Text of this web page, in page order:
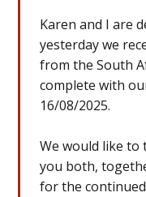
Karen and I are
yesterday we
from the South
complete with
16/08/2025.
We would like
you both,
for the